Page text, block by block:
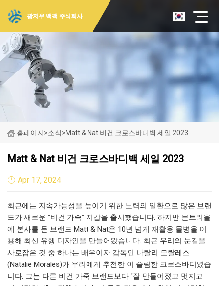
광저우 백팩 주식회사
홈페이지>소식>Matt & Nat 비건 크로스바디백 세일 2023
Matt & Nat 비건 크로스바디백 세일 2023
Apr 17, 2024
최근에는 지속가능성을 높이기 위한 노력의 일환으로 많은 브랜
드가 새로운 "비건 가죽" 지갑을 출시했습니다. 하지만 몬트리올
에 본사를 둔 브랜드 Matt & Nat은 10년 넘게 재활용 물병을 이
용해 최신 유행 디자인을 만들어왔습니다. 최근 우리의 눈길을
사로잡은 것 중 하나는 배우이자 감독인 나탈리 모랄레스
(Natalie Morales)가 우리에게 추천한 이 슬림한 크로스바디였습
니다. 그는 다른 비건 가죽 브랜드보다 "잘 만들어졌고 멋지고